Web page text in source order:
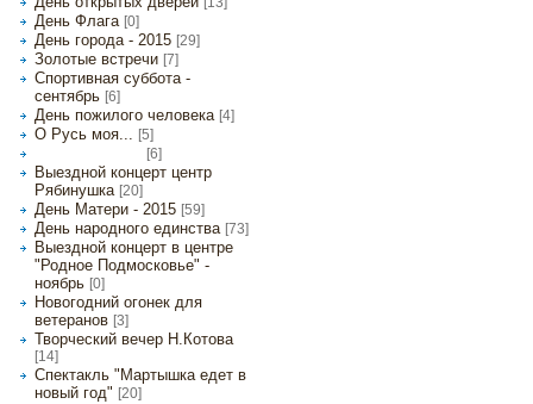
День Флага [0]
День города - 2015 [29]
Золотые встречи [7]
Спортивная суббота -
сентябрь [6]
День пожилого человека [4]
О Русь моя... [5]
[6]
Выездной концерт центр
Рябинушка [20]
День Матери - 2015 [59]
День народного единства [73]
Выездной концерт в центре
"Родное Подмосковье" -
ноябрь [0]
Новогодний огонек для
ветеранов [3]
Творческий вечер Н.Котова
[14]
Спектакль "Мартышка едет в
новый год" [20]